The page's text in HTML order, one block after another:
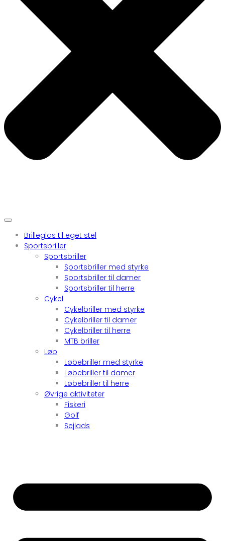
Brilleglas til eget stel
Sportsbriller
Sportsbriller
Sportsbriller med styrke
Sportsbriller til damer
Sportsbriller til herre
Cykel
Cykelbriller med styrke
Cykelbriller til damer
Cykelbriller til herre
MTB briller
Løb
Løbebriller med styrke
Løbebriller til damer
Løbebriller til herre
Øvrige aktiviteter
Fiskeri
Golf
Sejlads